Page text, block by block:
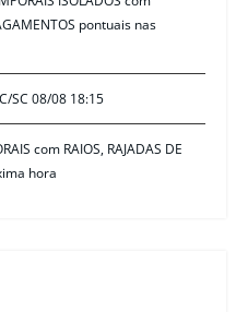
pontuais nas
SC 08/08 18:15
com RAIOS, RAJADAS DE
hora